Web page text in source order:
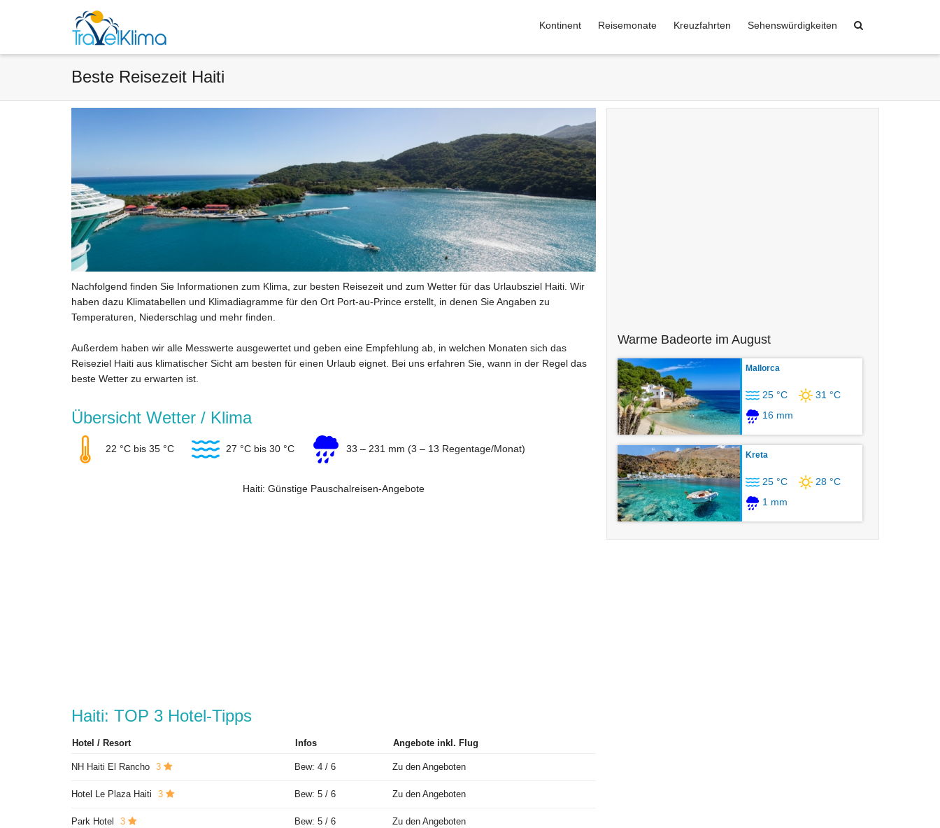
Kontinent Reisemonate Kreuzfahrten Sehenswürdigkeiten
Beste Reisezeit Haiti
Nachfolgend finden Sie Informationen zum Klima, zur besten Reisezeit und zum Wetter für das Urlaubsziel Haiti. Wir
haben dazu Klimatabellen und Klimadiagramme für den Ort Port-au-Prince erstellt, in denen Sie Angaben zu
Temperaturen, Niederschlag und mehr finden.
Außerdem haben wir alle Messwerte ausgewertet und geben eine Empfehlung ab, in welchen Monaten sich das
Reiseziel Haiti aus klimatischer Sicht am besten für einen Urlaub eignet. Bei uns erfahren Sie, wann in der Regel das
beste Wetter zu erwarten ist.
Übersicht Wetter / Klima
22 °C bis 35 °C 27 °C bis 30 °C 33 – 231 mm (3 – 13 Regentage/Monat)
Haiti: Günstige Pauschalreisen-Angebote
Haiti: TOP 3 Hotel-Tipps
Hotel / Resort Infos Angebote inkl. Flug
NH Haiti El Rancho 3 Bew: 4 / 6 Zu den Angeboten
Hotel Le Plaza Haiti 3 Bew: 5 / 6 Zu den Angeboten
Park Hotel 3 Bew: 5 / 6 Zu den Angeboten
Warme Badeorte im August
Mallorca
25 °C
31 °C
16 mm
Kreta
25 °C
28 °C
1 mm